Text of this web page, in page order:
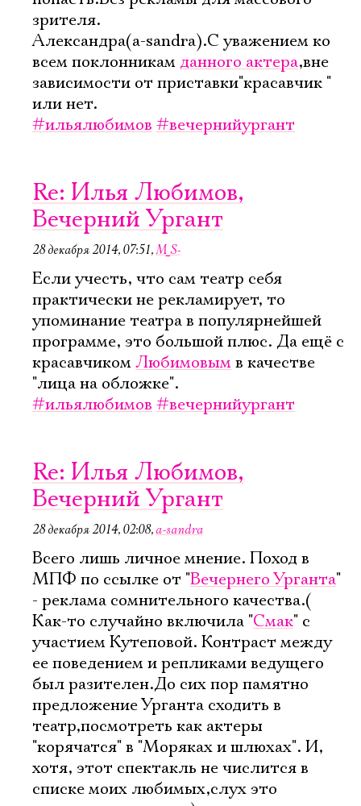
зрителя.
Александра(a-sandra).С уважением ко
всем поклонникам данного актера,вне
зависимости от приставки"красавчик "
или нет.
#ильялюбимов #вечернийургант
Re: Илья Любимов,
Вечерний Ургант
28 декабря 2014, 07:51,M_S-
Если учесть, что сам театр себя
практически не рекламирует, то
упоминание театра в популярнейшей
программе, это большой плюс. Да ещё с
красавчикомЛюбимовымв качестве
"лица на обложке".
#ильялюбимов #вечернийургант
Re: Илья Любимов,
Вечерний Ургант
28 декабря 2014, 02:08, a-sandra
Всего лишь личное мнение. Поход в
МПФ по ссылке от "Вечернего Урганта"
- реклама сомнительного качества.(
Как-то случайно включила "Смак" с
участием Кутеповой. Контраст между
ее поведением и репликами ведущего
был разителен.До сих пор памятно
предложение Урганта сходить в
театр,посмотреть как актеры
"корячатся" в "Моряках и шлюхах". И,
хотя, этот спектакль не числится в
списке моих любимых,слух это
Ознакомиться